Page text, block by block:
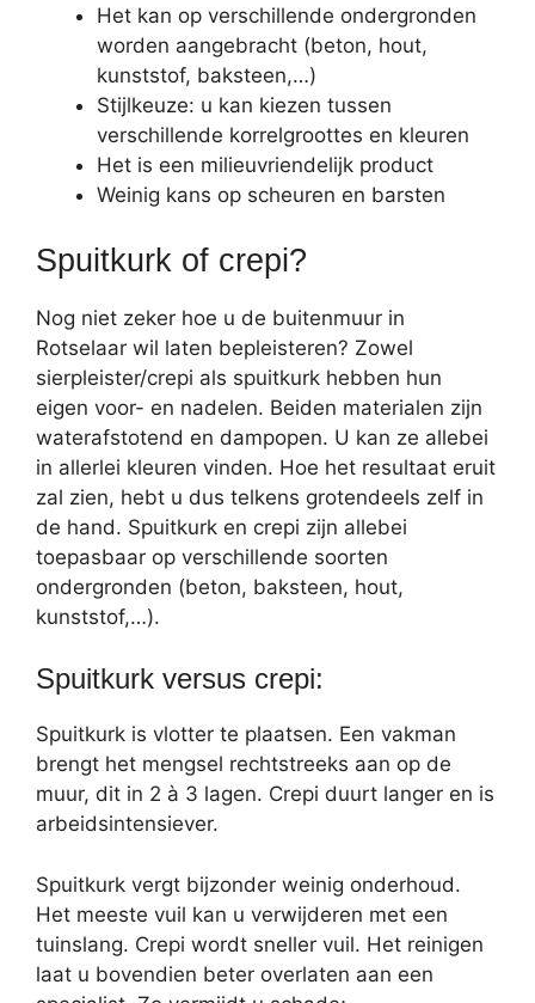
Het kan op verschillende ondergronden
worden aangebracht (beton, hout,
kunststof, baksteen,…)
Stijlkeuze: u kan kiezen tussen
verschillende korrelgroottes en kleuren
Het is een milieuvriendelijk product
Weinig kans op scheuren en barsten
Spuitkurk of crepi?
Nog niet zeker hoe u de buitenmuur in
Rotselaar wil laten bepleisteren? Zowel
sierpleister/crepi als spuitkurk hebben hun
eigen voor- en nadelen. Beiden materialen zijn
waterafstotend en dampopen. U kan ze allebei
in allerlei kleuren vinden. Hoe het resultaat eruit
zal zien, hebt u dus telkens grotendeels zelf in
de hand. Spuitkurk en crepi zijn allebei
toepasbaar op verschillende soorten
ondergronden (beton, baksteen, hout,
kunststof,…).
Spuitkurk versus crepi:
Spuitkurk is vlotter te plaatsen. Een vakman
brengt het mengsel rechtstreeks aan op de
muur, dit in 2 à 3 lagen. Crepi duurt langer en is
arbeidsintensiever.
Spuitkurk vergt bijzonder weinig onderhoud.
Het meeste vuil kan u verwijderen met een
tuinslang. Crepi wordt sneller vuil. Het reinigen
laat u bovendien beter overlaten aan een